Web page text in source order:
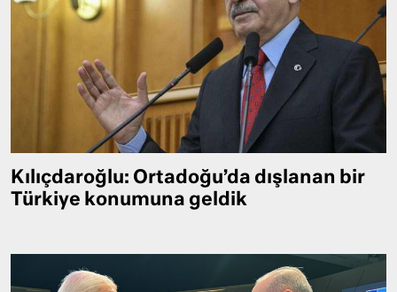
Kılıçdaroğlu: Ortadoğu’da dışlanan bir
Türkiye konumuna geldik